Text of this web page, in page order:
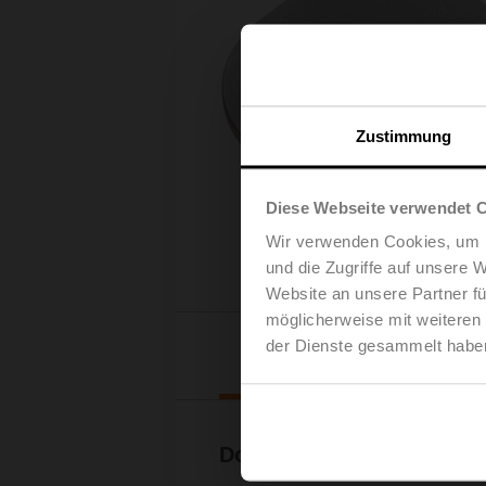
Zustimmung
Diese Webseite verwendet
Wir verwenden Cookies,
und die Zugriffe auf unsere
Website an unsere Partner
möglicherweise mit
der Dienste gesammelt